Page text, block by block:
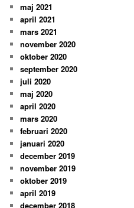
maj 2021
april 2021
mars 2021
november 2020
oktober 2020
september 2020
juli 2020
maj 2020
april 2020
mars 2020
februari 2020
januari 2020
december 2019
november 2019
oktober 2019
april 2019
december 2018